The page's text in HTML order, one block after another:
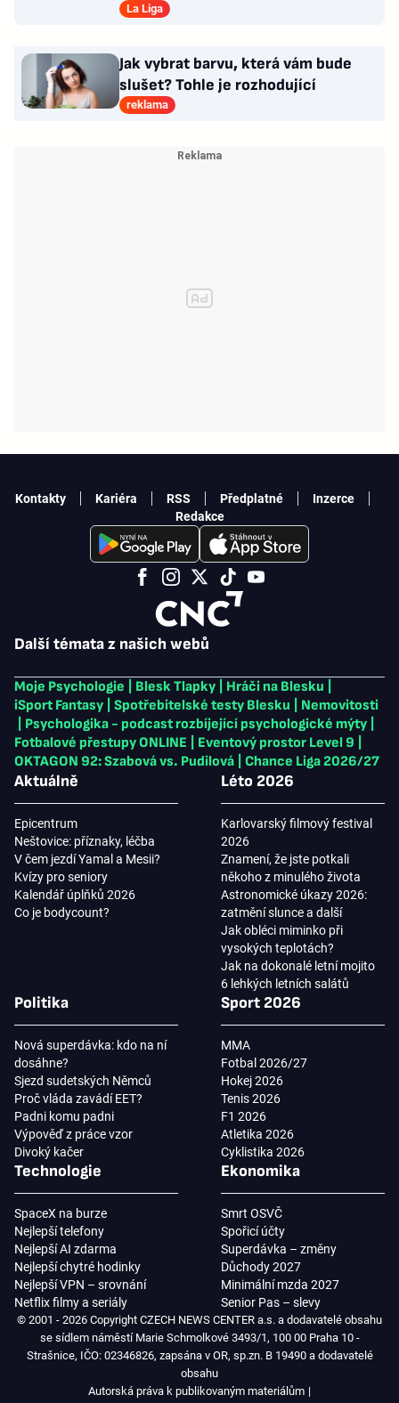
za 25 milionů eur
La Liga
Jak vybrat barvu, která vám bude
slušet? Tohle je rozhodující
reklama
Další témata z našich webů
Moje Psychologie Blesk Tlapky Hráči na Blesku
iSport Fantasy
Spotřebitelské testy Blesku
Nemovitosti
Psychologika - podcast rozbíjející psychologické mýty
Fotbalové přestupy ONLINE
Eventový prostor Level 9
OKTAGON 92: Szabová vs. Pudilová
Chance Liga 2026/27
Aktuálně
Epicentrum
Neštovice: příznaky, léčba
V čem jezdí Yamal a Mesii?
Kvízy pro seniory
Kalendář úplňků 2026
Co je bodycount?
Léto 2026
Karlovarský filmový festival
2026
Znamení, že jste potkali
někoho z minulého života
Astronomické úkazy 2026:
zatmění slunce a další
Jak obléci miminko při
vysokých teplotách?
Jak na dokonalé letní mojito
6 lehkých letních salátů
Politika
Nová superdávka: kdo na ní
dosáhne?
Sjezd sudetských Němců
Proč vláda zavádí EET?
Padni komu padni
Výpověď z práce vzor
Divoký kačer
Sport 2026
MMA
Fotbal 2026/27
Hokej 2026
Tenis 2026
F1 2026
Atletika 2026
Cyklistika 2026
Technologie
SpaceX na burze
Nejlepší telefony
Nejlepší AI zdarma
Nejlepší chytré hodinky
Nejlepší VPN – srovnání
Netflix filmy a seriály
Ekonomika
Smrt OSVČ
Spořicí účty
Superdávka – změny
Důchody 2027
Minimální mzda 2027
Senior Pas – slevy
Kontakty Kariéra RSS Předplatné
Inzerce
Redakce
© 2001 - 2026 Copyright CZECH NEWS CENTER a.s. a dodavatelé obsahu
se sídlem náměstí Marie Schmolkové 3493/1, 100 00 Praha 10 -
Strašnice, IČO: 02346826, zapsána v OR, sp.zn. B 19490 a dodavatelé
obsahu
Autorská práva k publikovaným materiálům